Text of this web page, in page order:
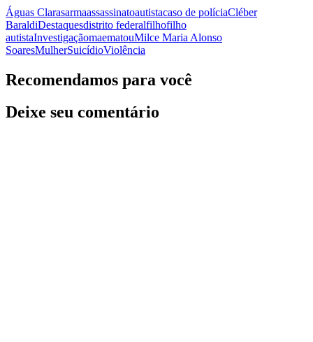
Águas Clarasarmaassassinatoautistacaso de políciaCléber
BaraldiDestaquesdistrito federalfilhofilho
autistaInvestigaçãomaematouMilce Maria Alonso
SoaresMulherSuicídioViolência
Recomendamos para você
Deixe seu comentário